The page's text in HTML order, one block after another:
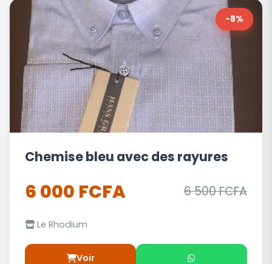
-8%
Chemise bleu avec des rayures
6 000 FCFA 6 500 FCFA
Le Rhodium
Voir